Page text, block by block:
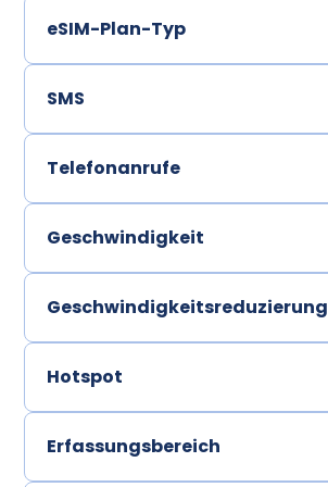
eSIM-Plan-Typ
SMS
Telefonanrufe
Geschwindigkeit
Geschwindigkeitsreduzierung
Hotspot
Erfassungsbereich